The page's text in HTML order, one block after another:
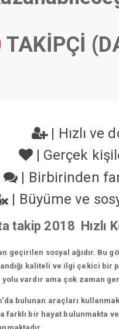
TAKİPÇİ
| Hızlı ve
| Gerçek
| Birbirinden
| Büyüme ve
takip 2018 Hızlı
geçirilen sosyal ağıdır. Bu
kaliteli ve ilgi çekici
vardır ama çok zaman
bulunan araçları
bir hayat bulunmakta